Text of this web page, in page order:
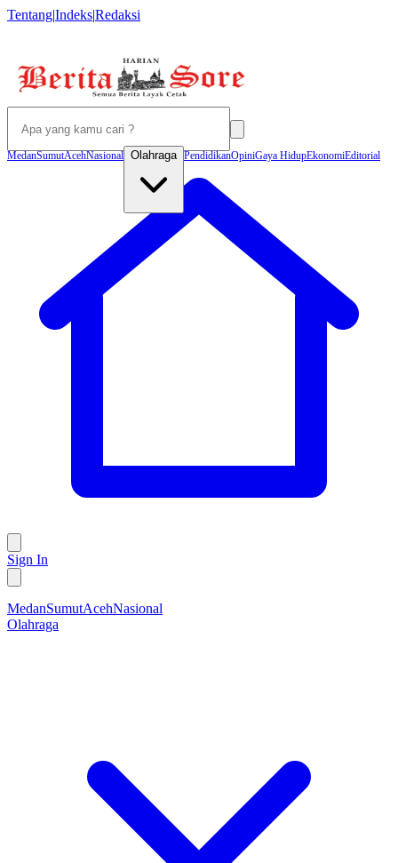
Tentang|Indeks|Redaksi
MedanSumutAcehNasional Olahraga PendidikanOpiniGaya HidupEkonomiEditorial
Sign In
MedanSumutAcehNasional
Olahraga